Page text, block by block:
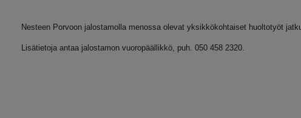
Nesteen Porvoon jalostamolla menossa olevat yksikkökohtaiset huoltotyöt
Lisätietoja antaa jalostamon vuoropäällikkö, puh. 050 458 2320.